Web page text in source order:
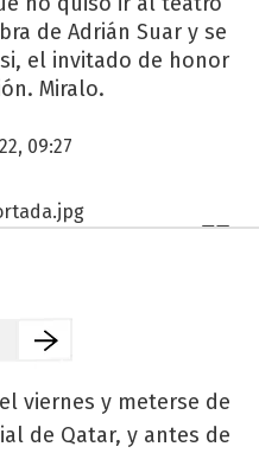
de Adrián Suar y se
el invitado de honor
Miralo.
09:27
viernes y meterse de
de Qatar, y antes de